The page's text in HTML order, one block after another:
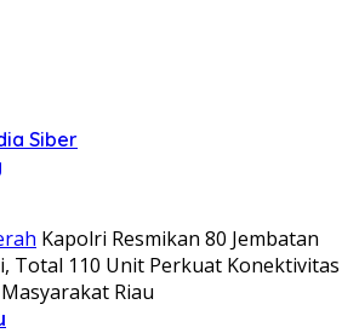
Siber
Kapolri Resmikan 80 Jembatan
Total 110 Unit Perkuat Konektivitas
Riau